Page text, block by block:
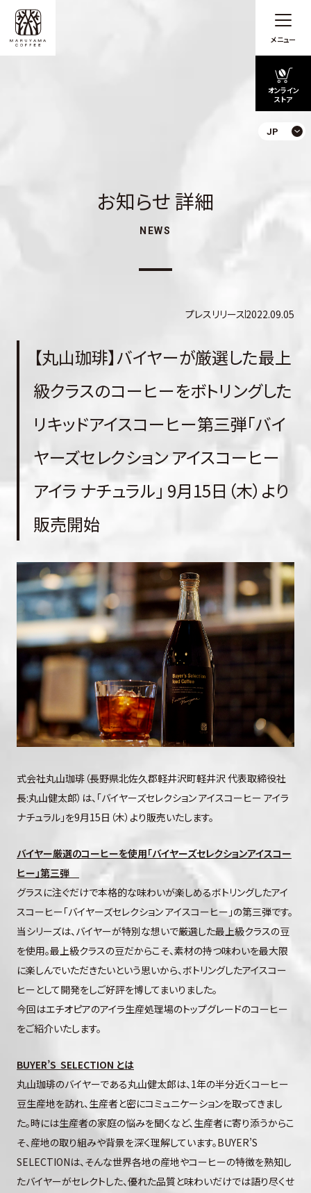
メニュー
オンライン
ストア
JP
お知らせ 詳細
NEWS
プレスリリース2022.09.05
【丸山珈琲】バイヤーが厳選した最上
級クラスのコーヒーをボトリングした
リキッドアイスコーヒー第三弾「バイ
ヤーズセレクション アイスコーヒー
アイラ ナチュラル」 9月15日（木）より
販売開始
式会社丸山珈琲（⻑野県北佐久郡軽井沢町軽井沢 代表取締役社
長:丸山健太郎）は、「バイヤーズセレクション アイスコーヒー アイラ
ナチュラル」を9月15日（木）より販売いたします。
バイヤー厳選のコーヒーを使用「バイヤーズセレクションアイスコー
ヒー」第三弾
グラスに注ぐだけで本格的な味わいが楽しめるボトリングしたアイ
スコーヒー「バイヤーズセレクション アイスコーヒー」の第三弾です。
当シリーズは、バイヤーが特別な想いで厳選した最上級クラスの豆
を使用。最上級クラスの豆だからこそ、素材の持つ味わいを最大限
に楽しんでいただきたいという思いから、ボトリングしたアイスコー
ヒーとして開発をしご好評を博してまいりました。
今回はエチオピアのアイラ生産処理場のトップグレードのコーヒー
をご紹介いたします。
BUYER’S SELECTION とは
丸山珈琲のバイヤーである丸山健太郎は、1年の半分近くコーヒー
豆生産地を訪れ、生産者と密にコミュニケーションを取ってきまし
た。時には生産者の家庭の悩みを聞くなど、生産者に寄り添うからこ
そ、産地の取り組みや背景を深く理解しています。BUYER’S
SELECTIONは、そんな世界各地の産地やコーヒーの特徴を熟知し
たバイヤーがセレクトした、優れた品質と味わいだけでは語り尽くせ